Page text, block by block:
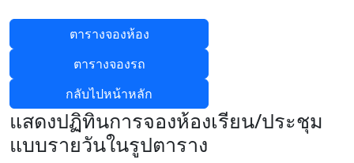
แสดงปฏิทินการจองห้องเรียน/ประชุม
แบบรายวันในรูปตาราง